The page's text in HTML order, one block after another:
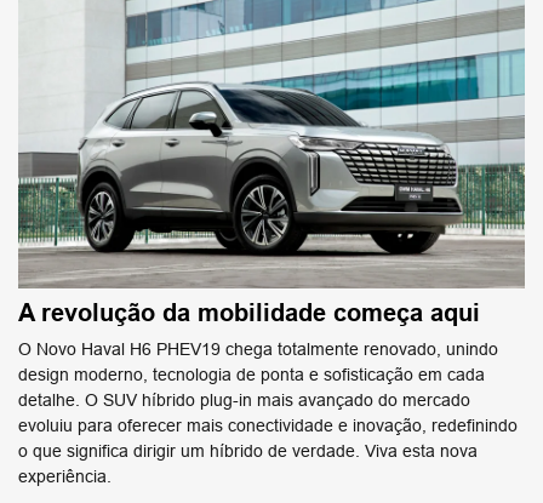
A revolução da mobilidade começa aqui
O Novo Haval H6 PHEV19 chega totalmente renovado, unindo
design moderno, tecnologia de ponta e sofisticação em cada
detalhe. O SUV híbrido plug-in mais avançado do mercado
evoluiu para oferecer mais conectividade e inovação, redefinindo
o que significa dirigir um híbrido de verdade. Viva esta nova
experiência.